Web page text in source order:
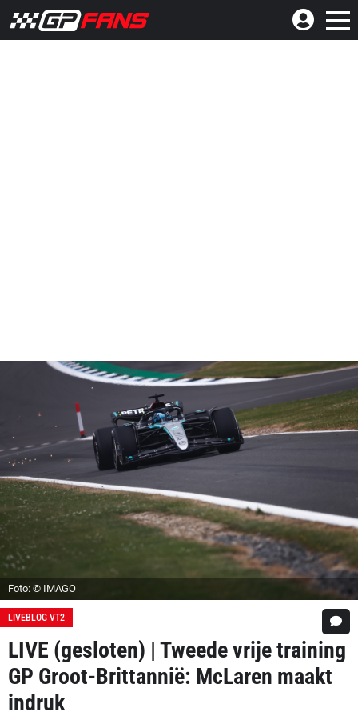
Foto: © IMAGO
LIVEBLOG VT2
LIVE (gesloten) | Tweede vrije training
GP Groot-Brittannië: McLaren maakt
indruk